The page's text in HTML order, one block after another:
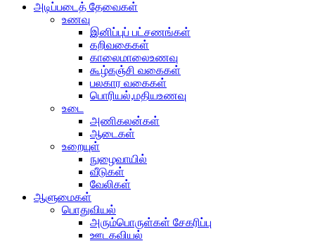
அடிப்படைத் தேவைகள்
உணவு
இனிப்புப் பட்சணங்கள்
கறிவகைகள்
காலைமாலைஉணவு
கூழ்கஞ்சி வகைகள்
பலகார வகைகள்
பொரியல்,மதியஉணவு
உடை
அணிகலன்கள்
ஆடைகள்
உறையுள்
நுழைவாயில்
வீடுகள்
வேலிகள்
ஆளுமைகள்
பொதுவியல்
அரும்பொருள்கள் சேகரிப்பு
ஊடகவியல்